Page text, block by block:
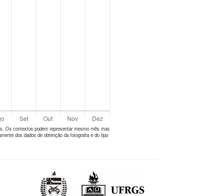
Os contextos podem representar mesmo mês mas
dos dados de obtenção da fotografia e do tipo